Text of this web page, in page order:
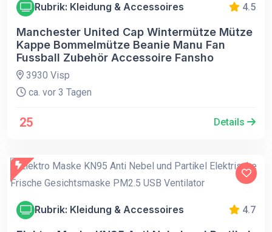
Rubrik: Kleidung & Accessoires 4.5
Manchester United Cap Wintermütze Mütze
Kappe Bommelmütze Beanie Manu Fan
Fussball Zubehör Accessoire Fansho
3930 Visp
ca. vor 3 Tagen
25 Details
Rubrik: Kleidung & Accessoires 4.7